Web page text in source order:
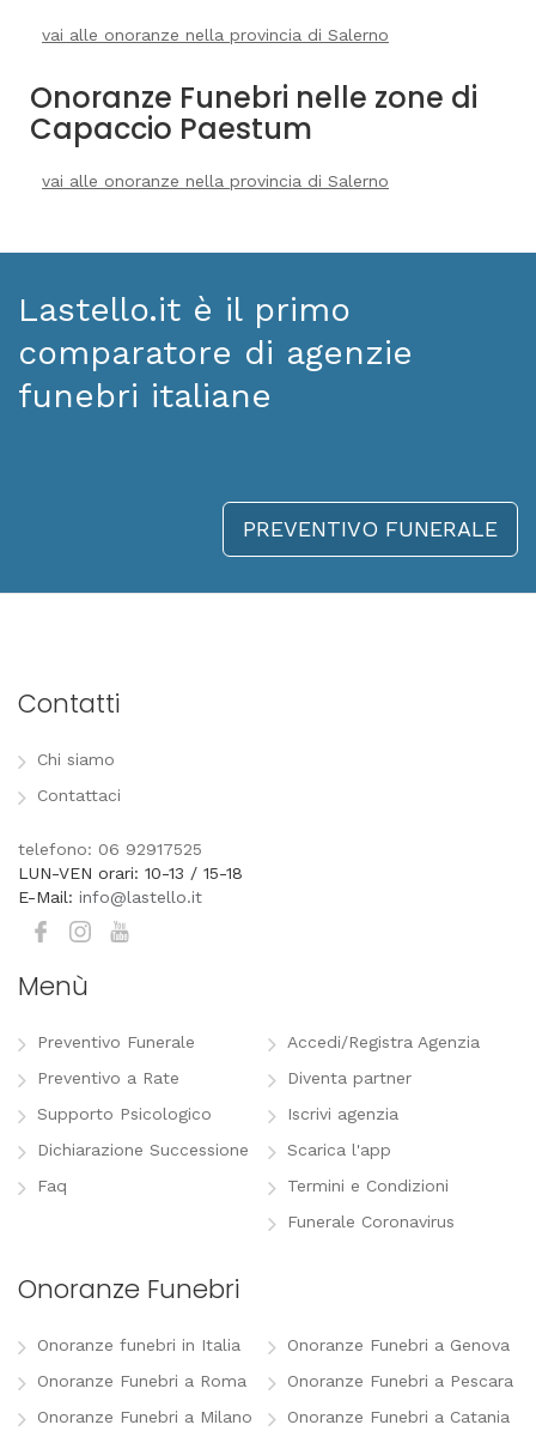
vai alle onoranze nella provincia di Salerno
Onoranze Funebri nelle zone di
Capaccio Paestum
vai alle onoranze nella provincia di Salerno
Lastello.it è il primo
comparatore di agenzie
funebri italiane
PREVENTIVO FUNERALE
Contatti
Chi siamo
Contattaci
telefono: 06 92917525
LUN-VEN orari: 10-13 / 15-18
E-Mail: info@lastello.it
Menù
Preventivo Funerale
Preventivo a Rate
Supporto Psicologico
Dichiarazione Successione
Faq
Accedi/Registra Agenzia
Diventa partner
Iscrivi agenzia
Scarica l'app
Termini e Condizioni
Funerale Coronavirus
Onoranze Funebri
Onoranze funebri in Italia
Onoranze Funebri a Roma
Onoranze Funebri a Milano
Onoranze Funebri a Genova
Onoranze Funebri a Pescara
Onoranze Funebri a Catania